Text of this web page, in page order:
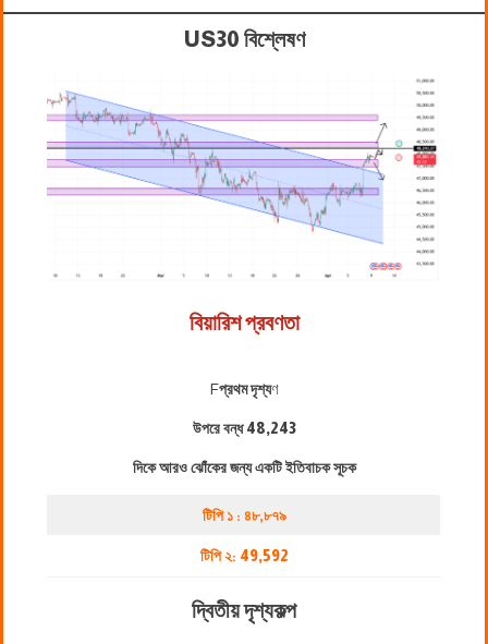
US30 বিশ্লেষণ
বিয়ারিশ প্রবণতা
Fপ্রথম দৃশ্যণ
উপরে বন্ধ48,243
দিকে আরও ঝোঁকের জন্য একটি ইতিবাচক সূচক
টিপি ১ : ৪৮,৮৭৯
টিপি ২: 49,592
দ্বিতীয় দৃশ্যকল্প